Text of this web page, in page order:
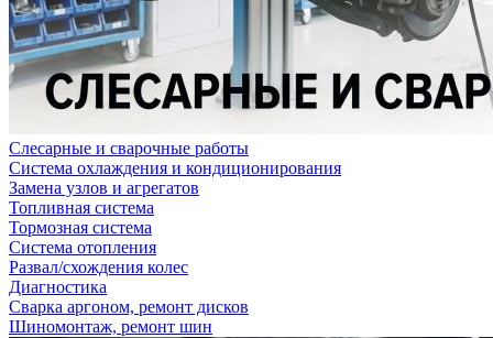
Слесарные и сварочные работы
Система охлаждения и кондиционирования
Замена узлов и агрегатов
Топливная система
Тормозная система
Система отопления
Развал/схождения колес
Диагностика
Сварка аргоном, ремонт дисков
Шиномонтаж, ремонт шин